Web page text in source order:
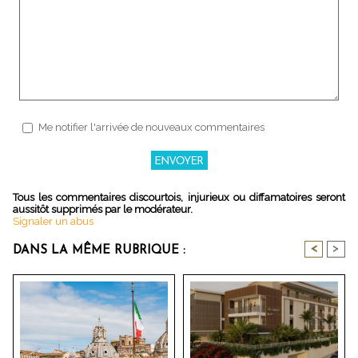
Me notifier l'arrivée de nouveaux commentaires
Tous les commentaires discourtois, injurieux ou diffamatoires seront
aussitôt supprimés par le modérateur.
Signaler un abus
DANS LA MÊME RUBRIQUE : < >